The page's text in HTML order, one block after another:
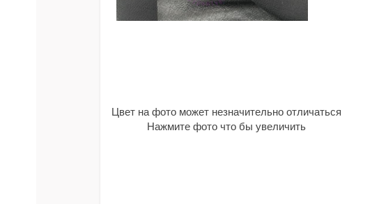
Цвет на фото может незначительно отличаться
Нажмите фото что бы увеличить